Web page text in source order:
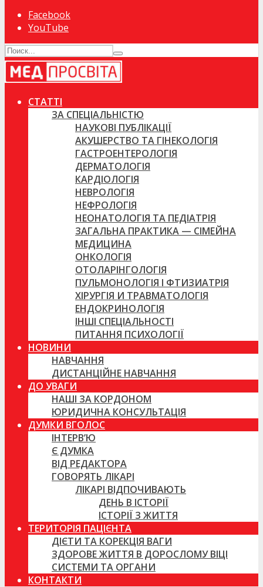
Facebook
YouTube
СТАТТІ
ЗА СПЕЦІАЛЬНІСТЮ
НАУКОВІ ПУБЛІКАЦІЇ
АКУШЕРСТВО ТА ГІНЕКОЛОГІЯ
ГАСТРОЕНТЕРОЛОГІЯ
ДЕРМАТОЛОГІЯ
КАРДІОЛОГІЯ
НЕВРОЛОГІЯ
НЕФРОЛОГІЯ
НЕОНАТОЛОГІЯ ТА ПЕДІАТРІЯ
ЗАГАЛЬНА ПРАКТИКА — СІМЕЙНА
МЕДИЦИНА
ОНКОЛОГІЯ
ОТОЛАРІНГОЛОГІЯ
ПУЛЬМОНОЛОГІЯ І ФТИЗИАТРІЯ
ХІРУРГІЯ И ТРАВМАТОЛОГІЯ
ЕНДОКРИНОЛОГІЯ
ІНШІ СПЕЦІАЛЬНОСТІ
ПИТАННЯ ПСИХОЛОГІЇ
НОВИНИ
НАВЧАННЯ
ДИСТАНЦІЙНЕ НАВЧАННЯ
ДО УВАГИ
НАШІ ЗА КОРДОНОМ
ЮРИДИЧНА КОНСУЛЬТАЦІЯ
ДУМКИ ВГОЛОС
ІНТЕРВ’Ю
Є ДУМКА
ВІД РЕДАКТОРА
ГОВОРЯТЬ ЛІКАРІ
ЛІКАРІ ВІДПОЧИВАЮТЬ
ДЕНЬ В ІСТОРІЇ
ІСТОРІЇ З ЖИТТЯ
ТЕРИТОРІЯ ПАЦІЄНТА
ДІЄТИ ТА КОРЕКЦІЯ ВАГИ
ЗДОРОВЕ ЖИТТЯ В ДОРОСЛОМУ ВІЦІ
СИСТЕМИ ТА ОРГАНИ
КОНТАКТИ